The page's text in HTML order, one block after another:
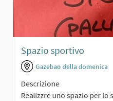
Spazio sportivo
Gazebao della domenica
Descrizione
Realizzre uno spazio per